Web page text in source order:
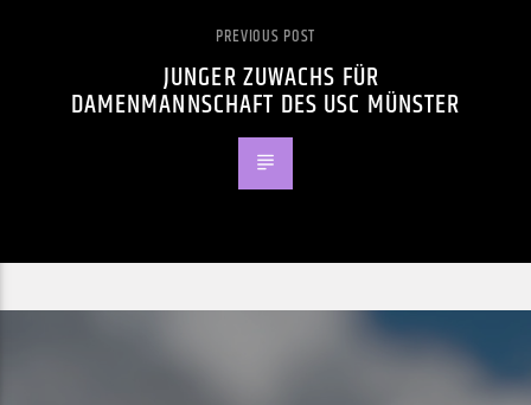
PREVIOUS POST
JUNGER ZUWACHS FÜR
DAMENMANNSCHAFT DES USC MÜNSTER